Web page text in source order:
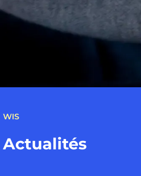
WIS
Actualités